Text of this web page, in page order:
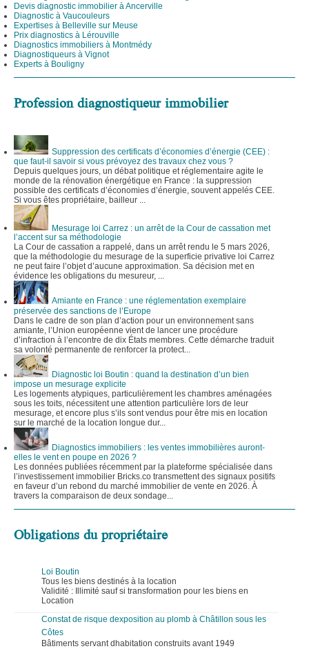
Devis diagnostic immobilier à Ancerville
Diagnostic à Vaucouleurs
Expertises à Belleville sur Meuse
Prix diagnostics à Lérouville
Diagnostics immobiliers à Montmédy
Diagnostiqueurs à Vignot
Experts à Bouligny
Profession diagnostiqueur immobilier
Suppression des certificats d’économies d’énergie (CEE) :
que faut-il savoir si vous prévoyez des travaux chez vous ?
Depuis quelques jours, un débat politique et réglementaire agite le
monde de la rénovation énergétique en France : la suppression
possible des certificats d’économies d’énergie, souvent appelés CEE.
Si vous êtes propriétaire, bailleur ...
Mesurage loi Carrez : un arrêt de la Cour de cassation met
l’accent sur sa méthodologie
La Cour de cassation a rappelé, dans un arrêt rendu le 5 mars 2026,
que la méthodologie du mesurage de la superficie privative loi Carrez
ne peut faire l’objet d’aucune approximation. Sa décision met en
évidence les obligations du mesureur, ...
Amiante en France : une réglementation exemplaire
préservée des sanctions de l’Europe
Dans le cadre de son plan d’action pour un environnement sans
amiante, l’Union européenne vient de lancer une procédure
d’infraction à l’encontre de dix États membres. Cette démarche traduit
sa volonté permanente de renforcer la protect...
Diagnostic loi Boutin : quand la destination d’un bien
impose un mesurage explicite
Les logements atypiques, particulièrement les chambres aménagées
sous les toits, nécessitent une attention particulière lors de leur
mesurage, et encore plus s’ils sont vendus pour être mis en location
sur le marché de la location longue dur...
Diagnostics immobiliers : les ventes immobilières auront-
elles le vent en poupe en 2026 ?
Les données publiées récemment par la plateforme spécialisée dans
l’investissement immobilier Bricks.co transmettent des signaux positifs
en faveur d’un rebond du marché immobilier de vente en 2026. À
travers la comparaison de deux sondage...
Obligations du propriétaire
Loi Boutin
Tous les biens destinés à la location
Validité : Illimité sauf si transformation pour les biens en
Location
Constat de risque dexposition au plomb à Châtillon sous les
Côtes
Bâtiments servant dhabitation construits avant 1949